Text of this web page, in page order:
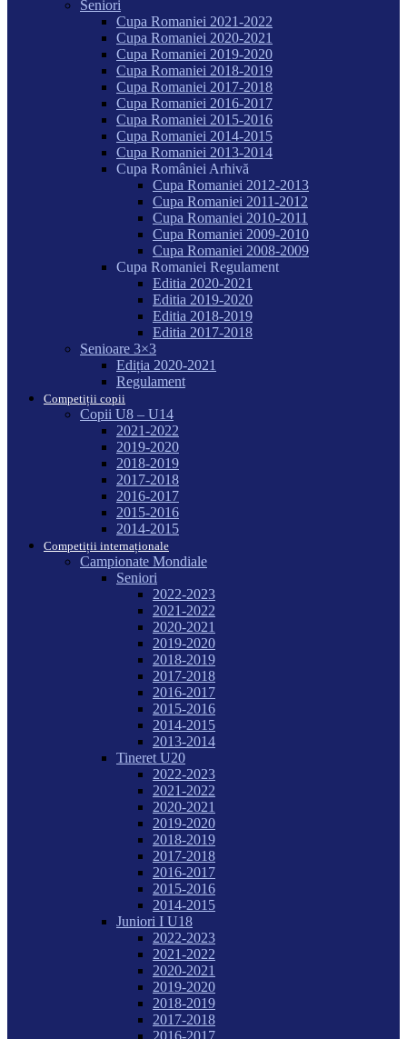
Seniori
Cupa Romaniei 2021-2022
Cupa Romaniei 2020-2021
Cupa Romaniei 2019-2020
Cupa Romaniei 2018-2019
Cupa Romaniei 2017-2018
Cupa Romaniei 2016-2017
Cupa Romaniei 2015-2016
Cupa Romaniei 2014-2015
Cupa Romaniei 2013-2014
Cupa României Arhivă
Cupa Romaniei 2012-2013
Cupa Romaniei 2011-2012
Cupa Romaniei 2010-2011
Cupa Romaniei 2009-2010
Cupa Romaniei 2008-2009
Cupa Romaniei Regulament
Editia 2020-2021
Editia 2019-2020
Editia 2018-2019
Editia 2017-2018
Senioare 3×3
Ediția 2020-2021
Regulament
Competiții copii
Copii U8 – U14
2021-2022
2019-2020
2018-2019
2017-2018
2016-2017
2015-2016
2014-2015
Competiții internaționale
Campionate Mondiale
Seniori
2022-2023
2021-2022
2020-2021
2019-2020
2018-2019
2017-2018
2016-2017
2015-2016
2014-2015
2013-2014
Tineret U20
2022-2023
2021-2022
2020-2021
2019-2020
2018-2019
2017-2018
2016-2017
2015-2016
2014-2015
Juniori I U18
2022-2023
2021-2022
2020-2021
2019-2020
2018-2019
2017-2018
2016-2017